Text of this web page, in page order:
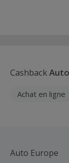
Cashback
Achat en ligne
Auto Europe